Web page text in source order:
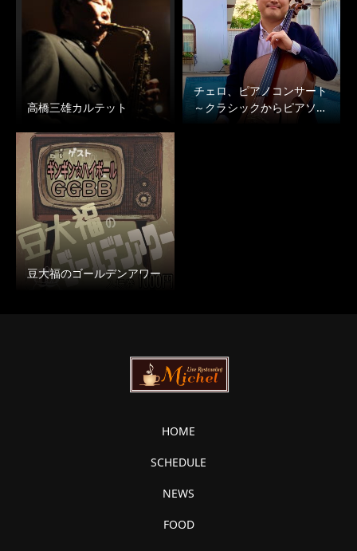
高橋三雄カルテット
チェロ、ピアノコンサート
～クラシックからピアソ…
豆大福のゴールデンアワー
HOME
SCHEDULE
NEWS
FOOD